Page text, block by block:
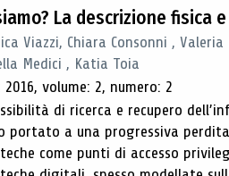
La descrizione fisica
Viazzi, Chiara Consonni ,
Medici , Katia Toia
2016, volume: 2, numero: 2
di ricerca e recupero
portato a una progressiva
come punti di accesso